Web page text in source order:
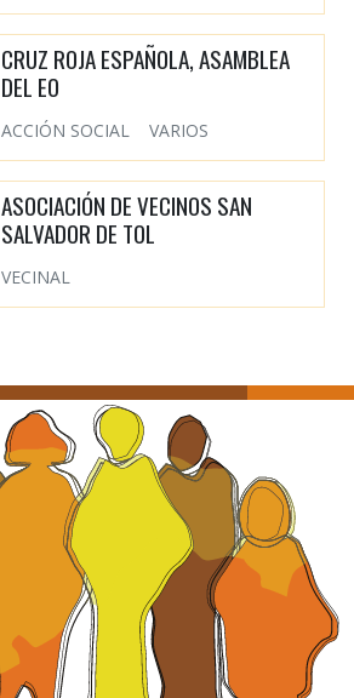
CRUZ ROJA ESPAÑOLA, ASAMBLEA
DEL EO
ACCIÓN SOCIAL VARIOS
ASOCIACIÓN DE VECINOS SAN
SALVADOR DE TOL
VECINAL